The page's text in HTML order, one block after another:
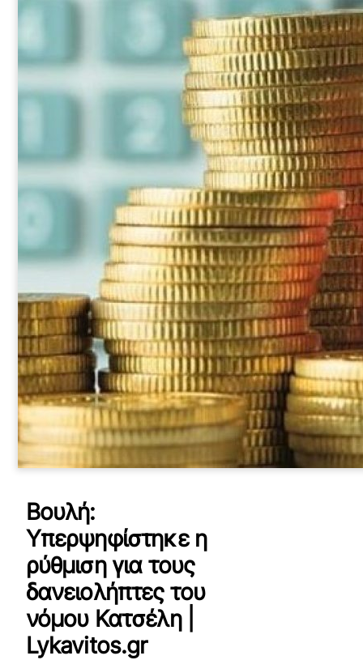
Βουλή:
Υπερψηφίστηκε η
ρύθμιση για τους
δανειολήπτες του
νόμου Κατσέλη |
Lykavitos.gr